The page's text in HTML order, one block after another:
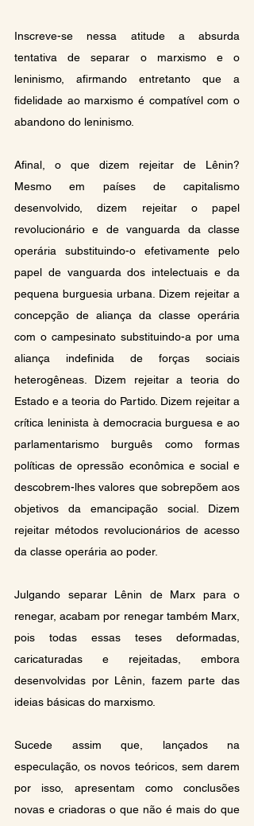
Inscreve-se nessa atitude a absurda
tentativa de separar o marxismo e o
leninismo, afirmando entretanto que a
fidelidade ao marxismo é compatível com o
abandono do leninismo.
Afinal, o que dizem rejeitar de Lênin?
Mesmo em países de capitalismo
desenvolvido, dizem rejeitar o papel
revolucionário e de vanguarda da classe
operária substituindo-o efetivamente pelo
papel de vanguarda dos intelectuais e da
pequena burguesia urbana. Dizem rejeitar a
concepção de aliança da classe operária
com o campesinato substituindo-a por uma
aliança indefinida de forças sociais
heterogêneas. Dizem rejeitar a teoria do
Estado e a teoria do Partido. Dizem rejeitar a
crítica leninista à democracia burguesa e ao
parlamentarismo burguês como formas
políticas de opressão econômica e social e
descobrem-lhes valores que sobrepõem aos
objetivos da emancipação social. Dizem
rejeitar métodos revolucionários de acesso
da classe operária ao poder.
Julgando separar Lênin de Marx para o
renegar, acabam por renegar também Marx,
pois todas essas teses deformadas,
caricaturadas e rejeitadas, embora
desenvolvidas por Lênin, fazem parte das
ideias básicas do marxismo.
Sucede assim que, lançados na
especulação, os novos teóricos, sem darem
por isso, apresentam como conclusões
novas e criadoras o que não é mais do que